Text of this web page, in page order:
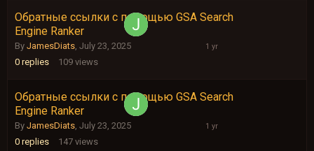
Обратные ссылки с помощью GSA Search
Engine Ranker
By JamesDiats, July 23, 2025
0 replies 109 views
July
Обратные ссылки с помощью GSA Search
Engine Ranker
By JamesDiats, July 23, 2025
0 replies 147 views
July